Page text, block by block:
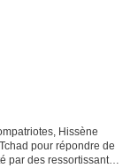
Hissène
pour répondre de
par des ressortissants